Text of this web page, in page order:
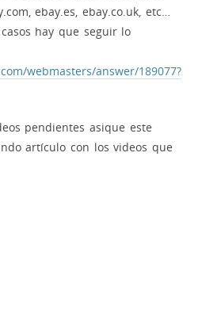
ebay.es, ebay.co.uk, etc…
hay que seguir lo
webmasters/answer/189077?
pendientes asique este
artículo con los videos que